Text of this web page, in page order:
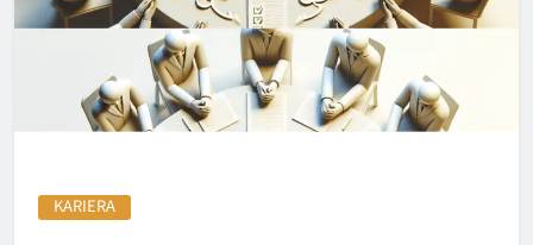
KARIERA